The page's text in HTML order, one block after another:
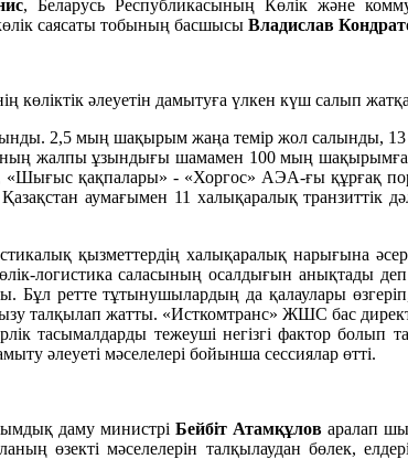
, Беларусь Республикасының Көлік және
саясаты тобының басшысы Владислав
көліктік әлеуетін дамытуға үлкен күш салып
2,5 мың шақырым жаңа темір жол салынды, 13
жалпы ұзындығы шамамен 100 мың
қақпалары» - «Хоргос» АЭА-ғы құрғақ
аумағымен 11 халықаралық транзиттік
қызметтердің халықаралық нарығына
логистика саласының осалдығын анықтады деп
Бұл ретте тұтынушылардың да қалаулары
қызу талқылап жатты. «Исткомтранс» ЖШС бас
тасымалдарды тежеуші негізгі фактор
әлеуеті мәселелері бойынша сессиялар өтті.
даму министріБейбіт Атамқұлов аралап
өзекті мәселелерін талқылаудан бөлек,